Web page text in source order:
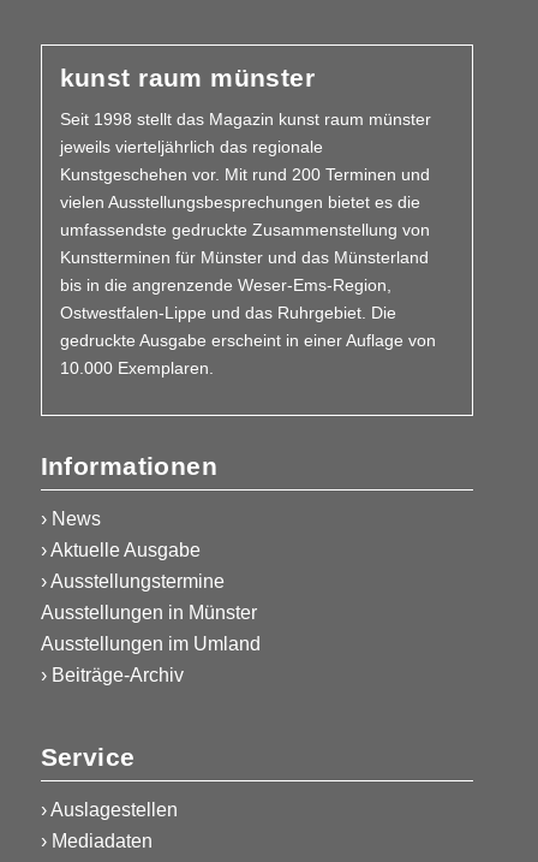
kunst raum münster
Seit 1998 stellt das Magazin kunst raum münster
jeweils vierteljährlich das regionale
Kunstgeschehen vor. Mit rund 200 Terminen und
vielen Aus­­stellungs­besprechungen bietet es die
umfassendste gedruckte Zusammen­stellung von
Kunstterminen für Münster und das Münsterland
bis in die angrenzende Weser-Ems-Region,
Ostwestfalen-Lippe und das Ruhrgebiet. Die
gedruckte Ausgabe erscheint in einer Auflage von
10.000 Exemplaren.
Informationen
› News
› Aktuelle Ausgabe
› Ausstellungstermine
Ausstellungen in Münster
Ausstellungen im Umland
› Beiträge-Archiv
Service
›Auslagestellen
› Mediadaten